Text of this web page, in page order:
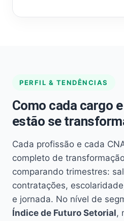
PERFIL & TENDÊNCIAS
Como cada cargo
estão se
Cada profissão e cada
completo de
comparando trimestres:
contratações,
e jornada. No nível de
Índice de Futuro Setorial,